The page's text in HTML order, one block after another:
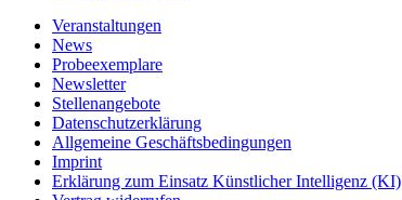
Veranstaltungen
News
Probeexemplare
Newsletter
Stellenangebote
Datenschutzerklärung
Allgemeine Geschäftsbedingungen
Imprint
Erklärung zum Einsatz Künstlicher Intelligenz (KI)